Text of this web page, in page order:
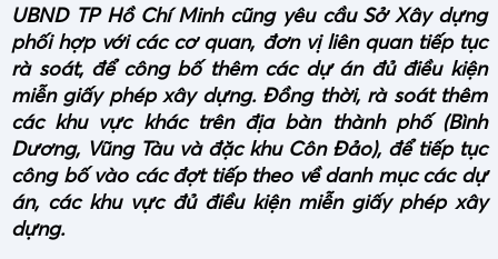
UBND TP Hồ Chí Minh cũng yêu cầu Sở Xây dựng
phối hợp với các cơ quan, đơn vị liên quan tiếp tục
rà soát, để công bố thêm các dự án đủ điều kiện
miễn giấy phép xây dựng. Đồng thời, rà soát thêm
các khu vực khác trên địa bàn thành phố (Bình
Dương, Vũng Tàu và đặc khu Côn Đảo), để tiếp tục
công bố vào các đợt tiếp theo về danh mục các dự
án, các khu vực đủ điều kiện miễn giấy phép xây
dựng.